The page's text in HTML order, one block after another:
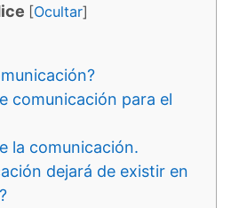
[Ocultar]
comunicación para el
la comunicación.
dejará de existir en